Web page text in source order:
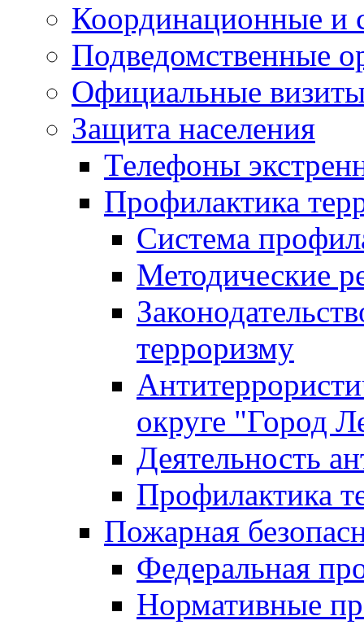
Координационные и
Подведомственные
Официальные
Защита населения
Телефоны
Профилактика
Система
Методические
терроризму
округе "Город
Деятельность
Профилактика
Пожарная
Федеральная
Нормативные